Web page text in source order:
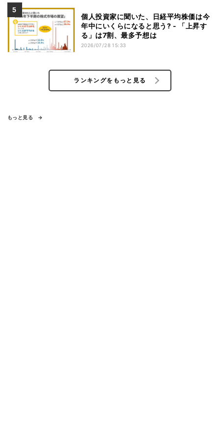
個人投資家に聞いた、日経平均株価は今
年中にいくらになると思う? - 「上昇す
る」は7割、最多予想は
2026/07/28 15:33
ランキングをもっと見る
もっと見る